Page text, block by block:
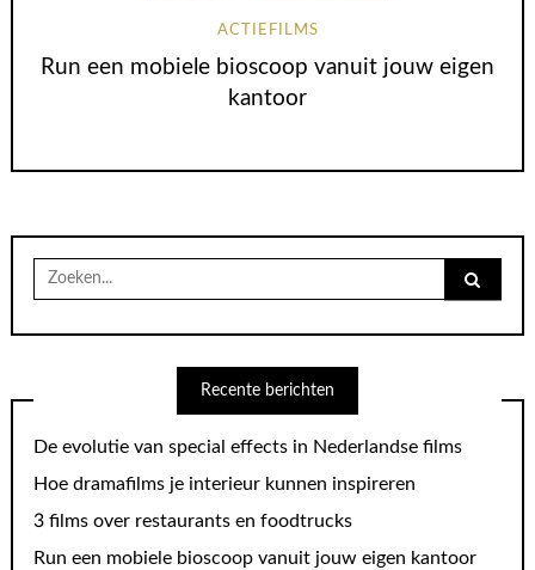
ACTIEFILMS
Run een mobiele bioscoop vanuit jouw eigen
kantoor
Search
for:
Recente berichten
De evolutie van special effects in Nederlandse films
Hoe dramafilms je interieur kunnen inspireren
3 films over restaurants en foodtrucks
Run een mobiele bioscoop vanuit jouw eigen kantoor